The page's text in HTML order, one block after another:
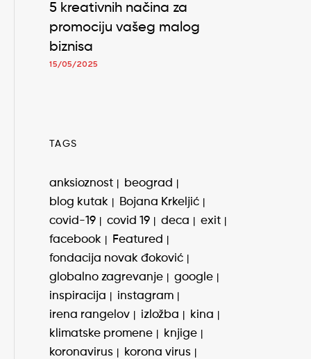
5 kreativnih načina za
promociju vašeg malog
biznisa
15/05/2025
TAGS
anksioznost
beograd
blog kutak
Bojana Krkeljić
covid-19
covid 19 deca
exit
facebook
Featured
fondacija novak đoković
globalno zagrevanje
google
inspiracija
instagram
irena rangelov
izložba
kina
klimatske promene
knjige
koronavirus
korona virus